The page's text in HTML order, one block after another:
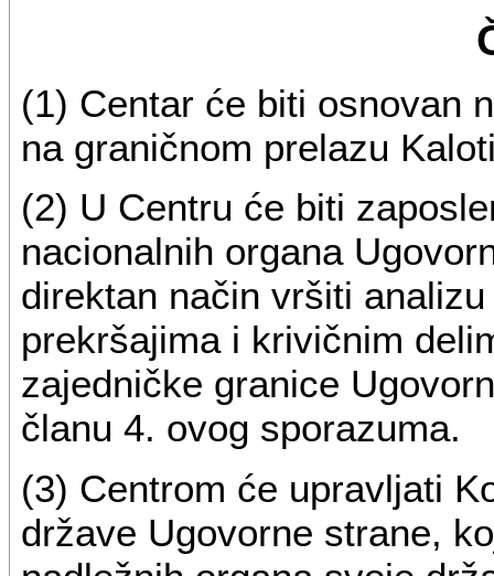
(1) Centar će biti osnovan
na graničnom prelazu
(2) U Centru će biti
nacionalnih organa
direktan način vršiti
prekršajima i krivičnim
zajedničke granice
članu 4. ovog sporazuma.
(3) Centrom će upravljati
države Ugovorne strane,